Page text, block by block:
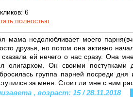
6
полностью
мама недолюбливает моего
друзья, но потом она активно
сказала ей нечего о нас сразу. Она
олигархом. Он своими
группа парней посреди
за меня. Стоит ли мне с ним
, возраст: 15 / 28.11.2018